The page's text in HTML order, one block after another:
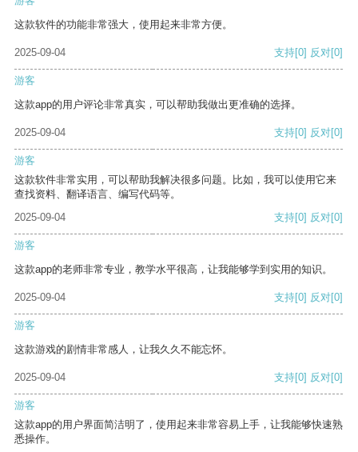
这款软件的功能非常强大，使用起来非常方便。
2025-09-04 支持[0] 反对[0]
游客
这款app的用户评论非常真实，可以帮助我做出更准确的选择。
2025-09-04 支持[0] 反对[0]
游客
这款软件非常实用，可以帮助我解决很多问题。比如，我可以使用它来
查找资料、翻译语言、编写代码等。
2025-09-04
支持[0] 反对[0]
游客
这款app的老师非常专业，教学水平很高，让我能够学到实用的知识。
2025-09-04 支持[0] 反对[0]
游客
这款游戏的剧情非常感人，让我久久不能忘怀。
2025-09-04 支持[0] 反对[0]
游客
这款app的用户界面简洁明了，使用起来非常容易上手，让我能够快速熟
悉操作。